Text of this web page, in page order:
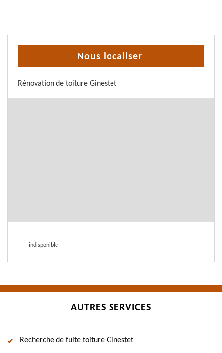
Nous localiser
Rénovation de toiture Ginestet
indisponible
AUTRES SERVICES
Recherche de fuite toiture Ginestet